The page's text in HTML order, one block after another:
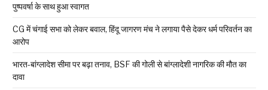
पुष्पवर्षा के साथ हुआ स्वागत
CG में चंगाई सभा को लेकर बवाल, हिंदू जागरण मंच ने लगाया पैसे देकर धर्म परिवर्तन का
आरोप
भारत-बांग्लादेश सीमा पर बढ़ा तनाव, BSF की गोली से बांग्लादेशी नागरिक की मौत का
दावा